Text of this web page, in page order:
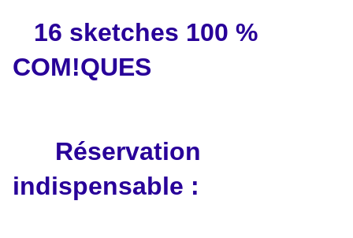
16 sketches 100 %
COM!QUES
Réservation
indispensable :